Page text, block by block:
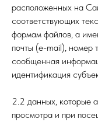
расположенных на
соответствующих
формам файлов, а
почты (e-mail), номер
сообщенная
идентификация
2.2 данных, которые
просмотра и при